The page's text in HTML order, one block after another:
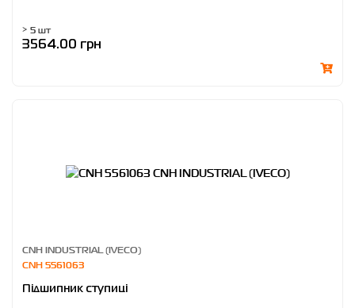
> 5 шт
3564.00 грн
CNH INDUSTRIAL (IVECO)
CNH 5561063
Підшипник ступиці